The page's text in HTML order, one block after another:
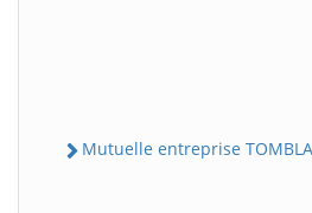
Mutuelle entreprise